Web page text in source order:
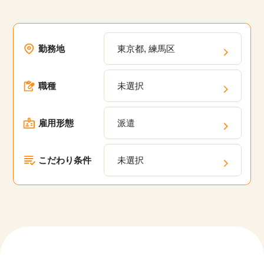
勤務地 東京都, 練馬区
職種 未選択
雇用形態 派遣
こだわり条件 未選択